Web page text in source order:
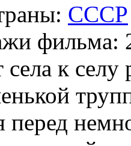
СССР
фильма:
села к
перед